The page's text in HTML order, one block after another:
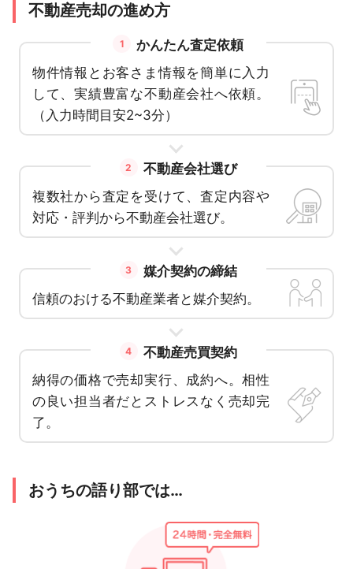
不動産売却の進め方
1
かんたん査定依頼
物件情報とお客さま情報を簡単に入力
して、実績豊富な不動産会社へ依頼。
（入力時間目安2~3分）
2
不動産会社選び
複数社から査定を受けて、査定内容や
対応・評判から不動産会社選び。
3
媒介契約の締結
信頼のおける不動産業者と媒介契約。
4
不動産売買契約
納得の価格で売却実行、成約へ。相性
の良い担当者だとストレスなく売却完
了。
おうちの語り部では…